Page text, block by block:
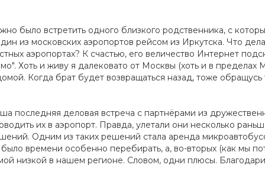
было встретить одного близкого родственника, с
из московских аэропортов рейсом из Иркутска. Что
аэропортах? К счастью, его величество Интернет
Хоть и живу я далековато от Москвы (хоть и в
Когда брат будет возвращаться назад, тоже
последняя деловая встреча с партнёрами из
их в аэропорт. Правда, улетали они несколько
Одним из таких решений стала аренда
времени особенно перебирать, а, во-вторых (как мы
низкой в нашем регионе. Словом, одни плюсы.